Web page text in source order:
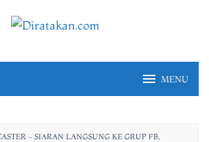
MENU
- SIARAN LANGSUNG KE GRUP FB,